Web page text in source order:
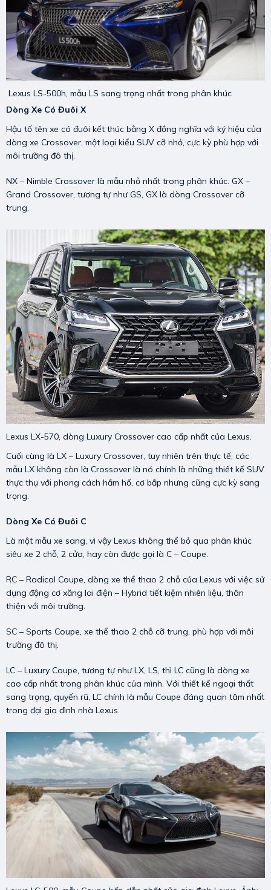
Lexus LS-500h, mẫu LS sang trọng nhất trong phân khúc
Dòng Xe Có Đuôi X
Hậu tố tên xe có đuôi kết thúc bằng X đồng nghĩa với ký hiệu của
dòng xe Crossover, một loại kiểu SUV cỡ nhỏ, cực kỳ phù hợp với
môi trường đô thị.
NX – Nimble Crossover là mẫu nhỏ nhất trong phân khúc. GX –
Grand Crossover, tương tự như GS, GX là dòng Crossover cỡ
trung.
Lexus LX-570, dòng Luxury Crossover cao cấp nhất của Lexus.
Cuối cùng là LX – Luxury Crossover, tuy nhiên trên thực tế, các
mẫu LX không còn là Crossover là nó chính là những thiết kế SUV
thực thụ với phong cách hầm hố, cơ bắp nhưng cũng cực kỳ sang
trọng.
Dòng Xe Có Đuôi C
Là một mẫu xe sang, vì vậy Lexus không thể bỏ qua phân khúc
siêu xe 2 chỗ, 2 cửa, hay còn được gọi là C – Coupe.
RC – Radical Coupe, dòng xe thể thao 2 chỗ của Lexus với việc sử
dụng động cơ xăng lai điện – Hybrid tiết kiệm nhiên liệu, thân
thiện với môi trường.
SC – Sports Coupe, xe thể thao 2 chỗ cỡ trung, phù hợp với môi
trường đô thị.
LC – Luxury Coupe, tương tự như LX, LS, thì LC cũng là dòng xe
cao cấp nhất trong phân khúc của mình. Với thiết kế ngoại thất
sang trọng, quyến rũ, LC chính là mẫu Coupe đáng quan tâm nhất
trong đại gia đình nhà Lexus.